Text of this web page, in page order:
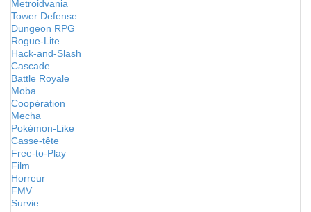
Metroidvania
Tower Defense
Dungeon RPG
Rogue-Lite
Hack-and-Slash
Cascade
Battle Royale
Moba
Coopération
Mecha
Pokémon-Like
Casse-tête
Free-to-Play
Film
Horreur
FMV
Survie